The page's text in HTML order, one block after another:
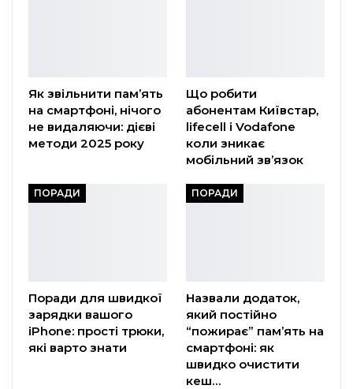
Як звільнити пам’ять
на смартфоні, нічого
не видаляючи: дієві
методи 2025 року
Що робити
абонентам Київстар,
lifecell і Vodafone
коли зникає
мобільний зв’язок
ПОРАДИ
Поради для швидкої
зарядки вашого
iPhone: прості трюки,
які варто знати
ПОРАДИ
Назвали додаток,
який постійно
“пожирає” пам’ять на
смартфоні: як
швидко очистити
кеш…